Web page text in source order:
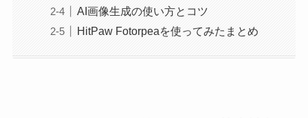
AI画像生成の使い方とコツ
HitPaw Fotorpeaを使ってみたまとめ